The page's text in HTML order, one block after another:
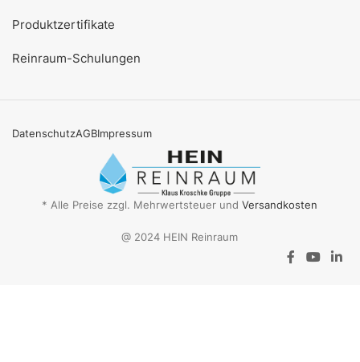
Produktzertifikate
Reinraum-Schulungen
DatenschutzAGBImpressum
* Alle Preise zzgl. Mehrwertsteuer undVersandkosten
@ 2024 HEIN Reinraum